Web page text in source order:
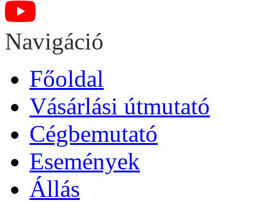
Navigáció
Főoldal
Vásárlási útmutató
Cégbemutató
Események
Állás